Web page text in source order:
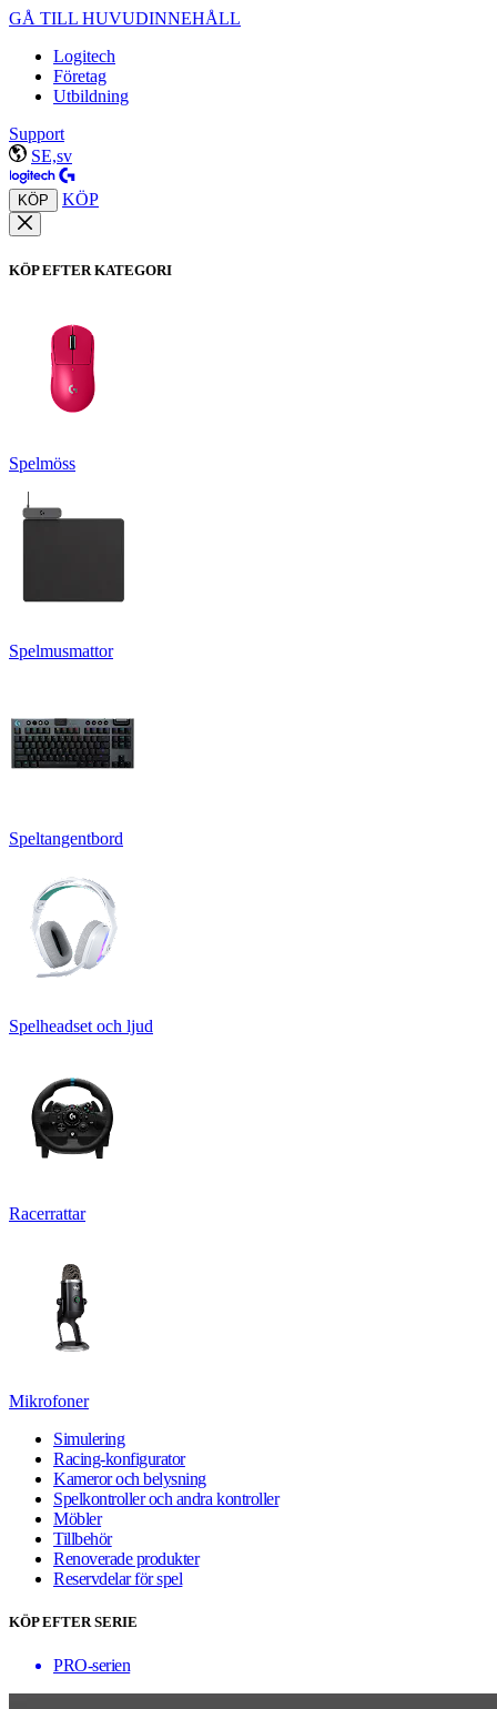
GÅ TILL HUVUDINNEHÅLL
Logitech
Företag
Utbildning
Support
SE,sv
KÖP KÖP
KÖP EFTER KATEGORI
Spelmöss
Spelmusmattor
Speltangentbord
Spelheadset och ljud
Racerrattar
Mikrofoner
Simulering
Racing-konfigurator
Kameror och belysning
Spelkontroller och andra kontroller
Möbler
Tillbehör
Renoverade produkter
Reservdelar för spel
KÖP EFTER SERIE
PRO-serien